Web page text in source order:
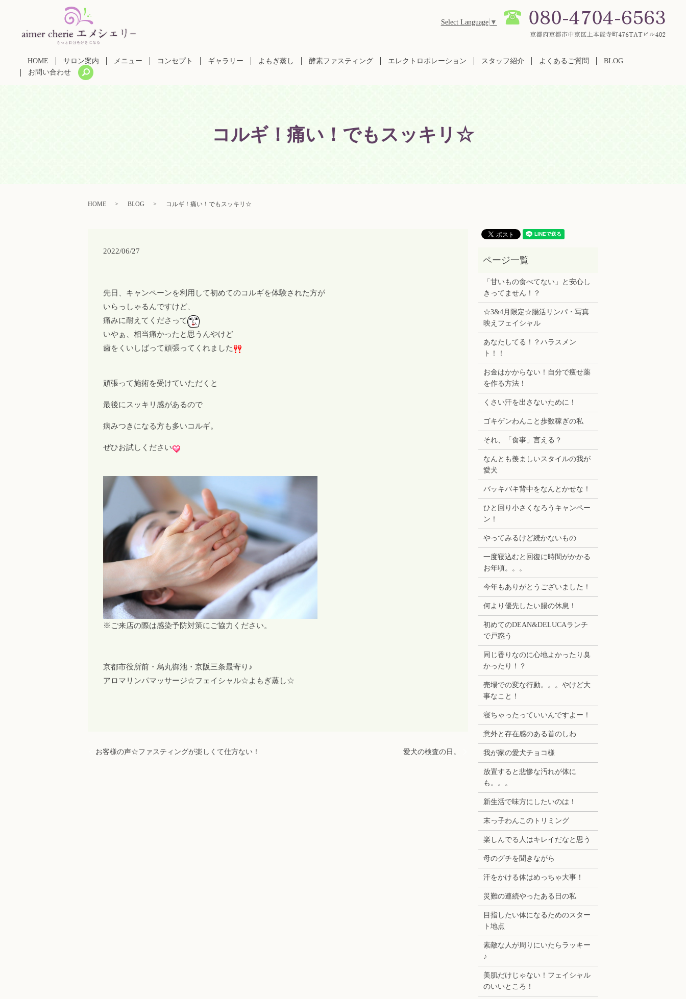
Select Language ▼
HOME サロン案内 メニュー コンセプト ギャラリー よもぎ蒸し 酵素ファスティング エレクトロポレーション スタッフ紹介 よくあるご質問
BLOG
お問い合わせ
コルギ！痛い！でもスッキリ☆
HOME BLOG コルギ！痛い！でもスッキリ☆
2022/06/27
先日、キャンペーンを利用して初めてのコルギを体験された方が
いらっしゃるんですけど、
痛みに耐えてくださって
いやぁ、相当痛かったと思うんやけど
歯をくいしばって頑張ってくれました
頑張って施術を受けていただくと
最後にスッキリ感があるので
病みつきになる方も多いコルギ。
ぜひお試しください
※ご来店の際は感染予防対策にご協力ください。
京都市役所前・烏丸御池・京阪三条最寄り♪
アロマリンパマッサージ☆フェイシャル☆よもぎ蒸し☆
お客様の声☆ファスティングが楽しくて仕方ない！ 愛犬の検査の日。
「甘いもの食べてない」と安心し
きってません！？
☆3&4月限定☆腸活リンパ・写真
映えフェイシャル
あなたしてる！？ハラスメン
ト！！
お金はかからない！自分で痩せ薬
を作る方法！
くさい汗を出さないために！
ゴキゲンわんこと歩数稼ぎの私
それ、「食事」言える？
なんとも羨ましいスタイルの我が
愛犬
バッキバキ背中をなんとかせな！
ひと回り小さくなろうキャンペー
ン！
やってみるけど続かないもの
一度寝込むと回復に時間がかかる
お年頃。。。
今年もありがとうございました！
何より優先したい腸の休息！
初めてのDEAN&DELUCAランチ
で戸惑う
同じ香りなのに心地よかったり臭
かったり！？
売場での変な行動。。。やけど大
事なこと！
寝ちゃったっていいんですよー！
意外と存在感のある首のしわ
我が家の愛犬チョコ様
放置すると悲惨な汚れが体に
も。。。
新生活で味方にしたいのは！
末っ子わんこのトリミング
楽しんでる人はキレイだなと思う
母のグチを聞きながら
汗をかける体はめっちゃ大事！
災難の連続やったある日の私
目指したい体になるためのスター
ト地点
素敵な人が周りにいたらラッキー
♪
美肌だけじゃない！フェイシャル
のいいところ！